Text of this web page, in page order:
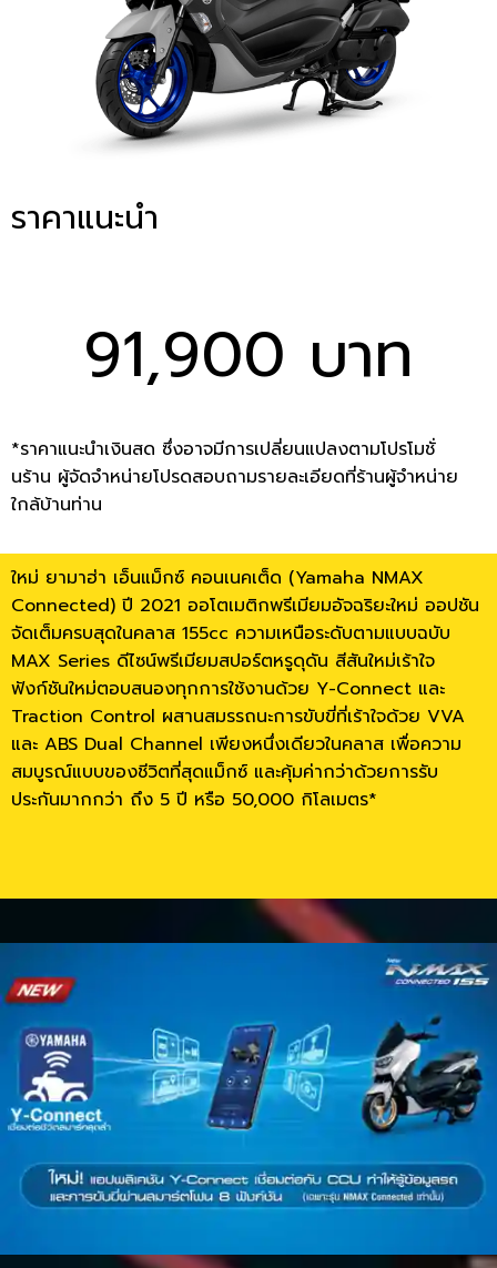
ราคาแนะนำ
91,900 บาท
*ราคาแนะนำเงินสด ซึ่งอาจมีการเปลี่ยนแปลงตามโปรโมชั่
นร้าน ผู้จัดจำหน่ายโปรดสอบถามรายละเอียดที่ร้านผู้จำหน่าย
ใกล้บ้านท่าน
ใหม่ ยามาฮ่า เอ็นแม็กซ์ คอนเนคเต็ด (Yamaha NMAX
Connected) ปี 2021 ออโตเมติกพรีเมียมอัจฉริยะใหม่ ออปชัน
จัดเต็มครบสุดในคลาส 155cc ความเหนือระดับตามแบบฉบับ
MAX Series ดีไซน์พรีเมียมสปอร์ตหรูดุดัน สีสันใหม่เร้าใจ
ฟังก์ชันใหม่ตอบสนองทุกการใช้งานด้วย Y-Connect และ
Traction Control ผสานสมรรถนะการขับขี่ที่เร้าใจด้วย VVA
และ ABS Dual Channel เพียงหนึ่งเดียวในคลาส เพื่อความ
สมบูรณ์แบบของชีวิตที่สุดแม็กซ์ และคุ้มค่ากว่าด้วยการรับ
ประกันมากกว่า ถึง 5 ปี หรือ 50,000 กิโลเมตร*